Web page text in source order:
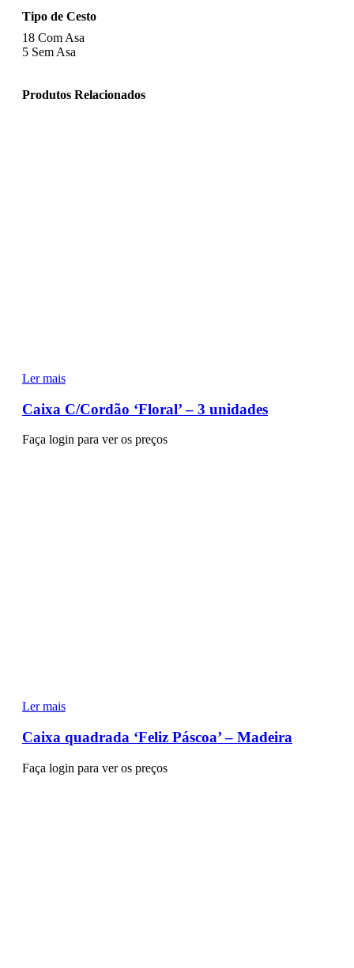
Tipo de Cesto
18 Com Asa
5 Sem Asa
Produtos Relacionados
Ler mais
Caixa C/Cordão ‘Floral’ – 3 unidades
Faça login para ver os preços
Ler mais
Caixa quadrada ‘Feliz Páscoa’ – Madeira
Faça login para ver os preços